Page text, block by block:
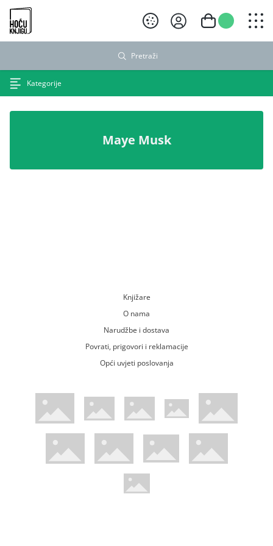
Hoću knjigu crni logo
Pretraži
Kategorije
Maye Musk
Knjižare
O nama
Narudžbe i dostava
Povrati, prigovori i reklamacije
Opći uvjeti poslovanja
WsPay web stranicaMaestro web stranicaMastercard web stranicaAmerican Express web stranica
Visa web stranica
Diners web stranicaTrustwave certificiranoMastercard sigurnosni kod web
Pci Dss certificirano
Verified by Visa web stranica